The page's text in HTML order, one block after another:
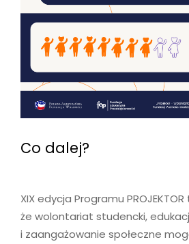
Co dalej?
XIX edycja Programu
że wolontariat studencki,
i zaangażowanie społeczne